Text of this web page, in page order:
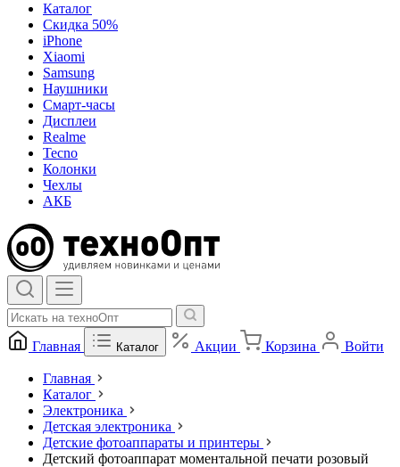
Каталог
Скидка 50%
iPhone
Xiaomi
Samsung
Наушники
Смарт-часы
Дисплеи
Realme
Tecno
Колонки
Чехлы
АКБ
Главная Каталог Акции Корзина Войти
Главная
Каталог
Электроника
Детская электроника
Детские фотоаппараты и принтеры
Детский фотоаппарат моментальной печати розовый